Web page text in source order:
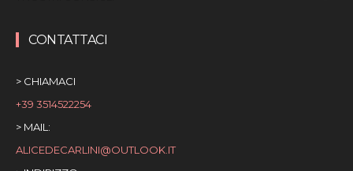
CONTATTACI
> CHIAMACI
+39 3514522254
> MAIL:
ALICEDECARLINI@OUTLOOK.IT